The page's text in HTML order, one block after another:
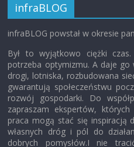
infraBLOG
infraBLOG powstał w okresie
Był to wyjątkowo ciężki
potrzeba optymizmu. A daje go
drogi, lotniska, rozbudowana
gwarantują społeczeństwu
rozwój gospodarki. Do
zapraszam ekspertów,
praca mogą stać się inspiracją
własnych dróg i pól do
dobrych pomysłów.I nie